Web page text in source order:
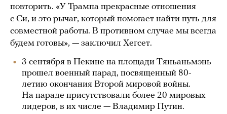
повторить. «У Трампа прекрасные отношения
с Си, и это рычаг, который помогает найти путь для
совместной работы. В противном случае мы всегда
будем готовы», — заключил Хегсет.
3 сентября в Пекине на площади Тяньаньмэнь
прошел военный парад, посвященный 80-
летию окончания Второй мировой войны.
На параде присутствовали более 20 мировых
лидеров, в их числе — Владимир Путин.